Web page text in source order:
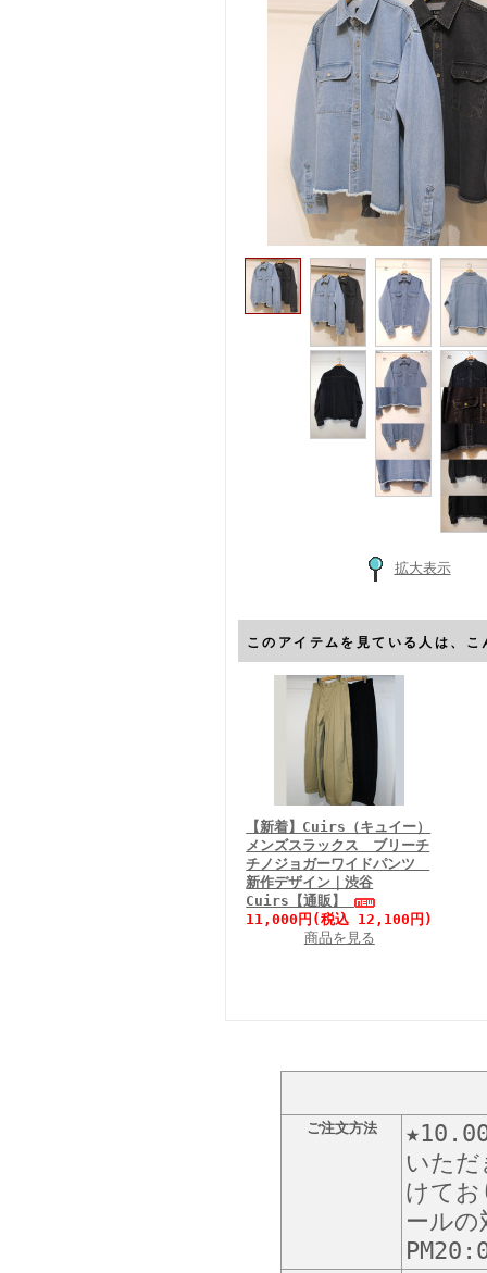
拡大表示
このアイテムを見ている人は、
【新着】Cuirs（キュイー）
メンズスラックス ブリーチ
チノジョガーワイドパンツ
新作デザイン｜渋谷
Cuirs【通販】
11,000円(税込 12,100円)
商品を見る
ご注文方法
いた
けて
ールの